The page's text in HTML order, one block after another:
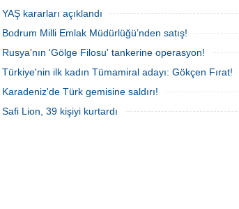
YAŞ kararları açıklandı
Bodrum Milli Emlak Müdürlüğü’nden satış!
Rusya'nın 'Gölge Filosu' tankerine operasyon!
Türkiye'nin ilk kadın Tümamiral adayı: Gökçen Fırat!
Karadeniz'de Türk gemisine saldırı!
Safi Lion, 39 kişiyi kurtardı